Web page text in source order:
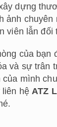
dựng
ảnh chuyên
viên lẫn đối
của bạn
và sự trân
mình
liên hệATZ